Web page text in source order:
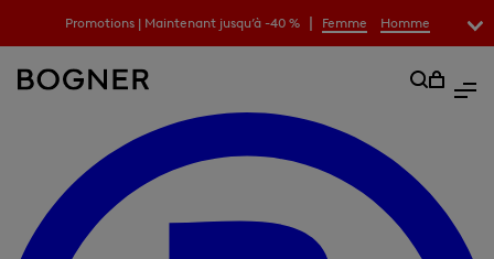
recherche
Promotions | Maintenant jusqu’à -40 % | Femme Homme